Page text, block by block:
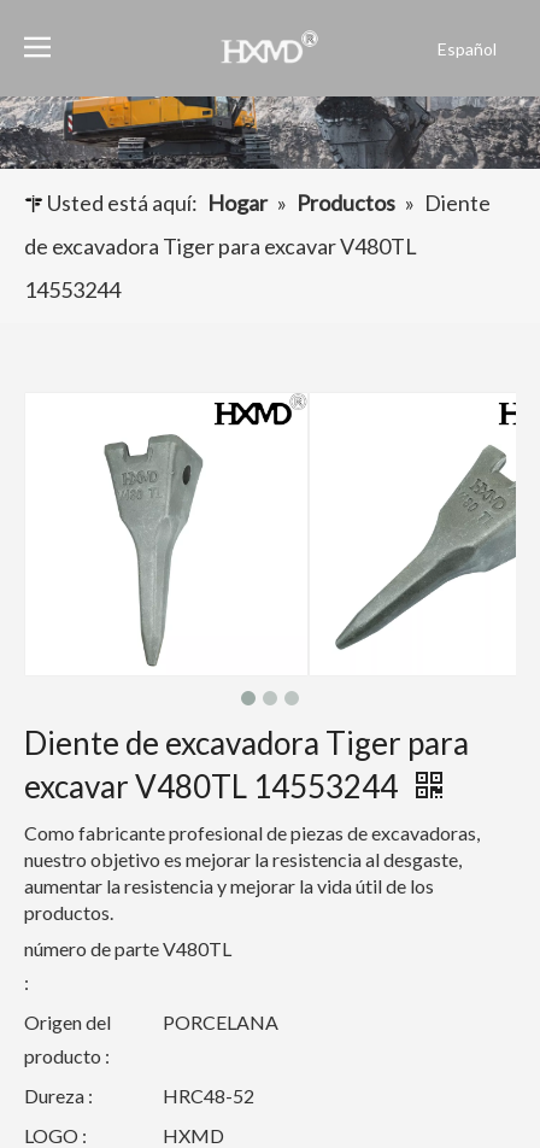
Español
العربية
Français
Usted está aquí: Hogar » Productos » Diente
de excavadora Tiger para excavar V480TL
14553244
Diente de excavadora Tiger para
excavar V480TL 14553244
Como fabricante profesional de piezas de excavadoras,
nuestro objetivo es mejorar la resistencia al desgaste,
aumentar la resistencia y mejorar la vida útil de los
productos.
número de parte
:
V480TL
Origen del
producto :
PORCELANA
Dureza :
HRC48-52
LOGO :
HXMD